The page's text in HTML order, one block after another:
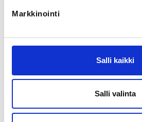
Markkinointi
Salli kaikki
Salli valinta
Sanna Vuorinen
sanna.vuorinen@skatingfinland.fi
Verkkojakso: 15.7. - 16.9.